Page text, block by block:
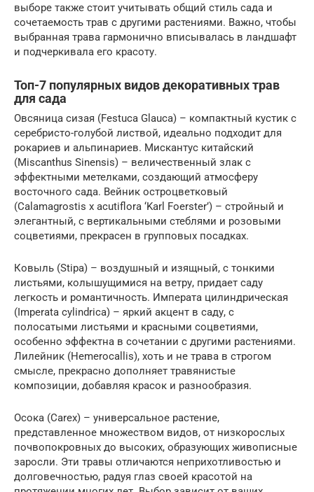
выборе также стоит учитывать общий стиль сада и
сочетаемость трав с другими растениями. Важно, чтобы
выбранная трава гармонично вписывалась в ландшафт
и подчеркивала его красоту.
Топ-7 популярных видов декоративных трав
для сада
Овсяница сизая (Festuca Glauca) – компактный кустик с
серебристо-голубой листвой, идеально подходит для
рокариев и альпинариев. Мискантус китайский
(Miscanthus Sinensis) – величественный злак с
эффектными метелками, создающий атмосферу
восточного сада. Вейник остроцветковый
(Calamagrostis x acutiflora ‘Karl Foerster’) – стройный и
элегантный, с вертикальными стеблями и розовыми
соцветиями, прекрасен в групповых посадках.
Ковыль (Stipa) – воздушный и изящный, с тонкими
листьями, колышущимися на ветру, придает саду
легкость и романтичность. Императа цилиндрическая
(Imperata cylindrica) – яркий акцент в саду, с
полосатыми листьями и красными соцветиями,
особенно эффектна в сочетании с другими растениями.
Лилейник (Hemerocallis), хоть и не трава в строгом
смысле, прекрасно дополняет травянистые
композиции, добавляя красок и разнообразия.
Осока (Carex) – универсальное растение,
представленное множеством видов, от низкорослых
почвопокровных до высоких, образующих живописные
заросли. Эти травы отличаются неприхотливостью и
долговечностью, радуя глаз своей красотой на